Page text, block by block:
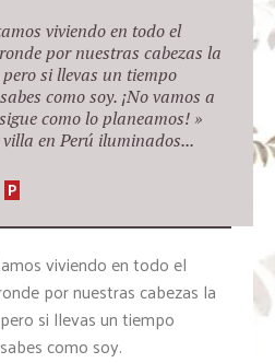
viviendo en todo el
por nuestras cabezas la
si llevas un tiempo
como soy. ¡No vamos a
como lo planeamos! »
en Perú iluminados...
P
viviendo en todo el
por nuestras cabezas la
si llevas un tiempo
como soy.